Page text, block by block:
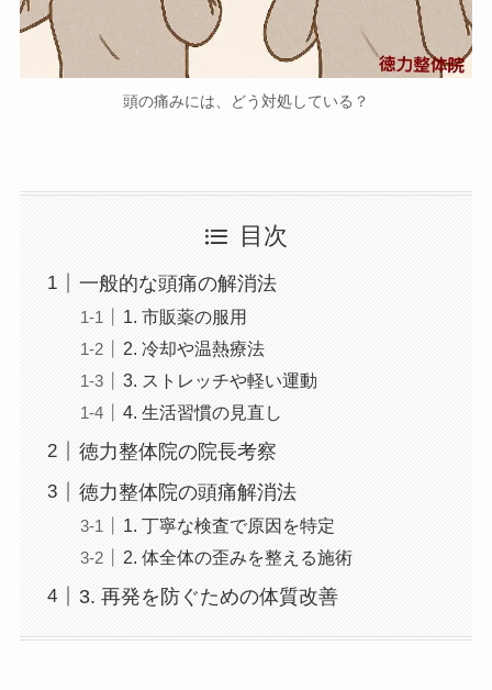
頭の痛みには、どう対処している？
目次
一般的な頭痛の解消法
1. 市販薬の服用
2. 冷却や温熱療法
3. ストレッチや軽い運動
4. 生活習慣の見直し
徳力整体院の院長考察
徳力整体院の頭痛解消法
1. 丁寧な検査で原因を特定
2. 体全体の歪みを整える施術
3. 再発を防ぐための体質改善